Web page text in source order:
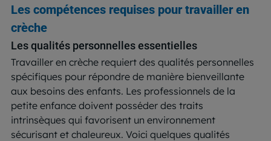
Les compétences requises pour travailler en
crèche
Les qualités personnelles essentielles
Travailler en crèche requiert des qualités personnelles
spécifiques pour répondre de manière bienveillante
aux besoins des enfants. Les professionnels de la
petite enfance doivent posséder des traits
intrinsèques qui favorisent un environnement
sécurisant et chaleureux. Voici quelques qualités